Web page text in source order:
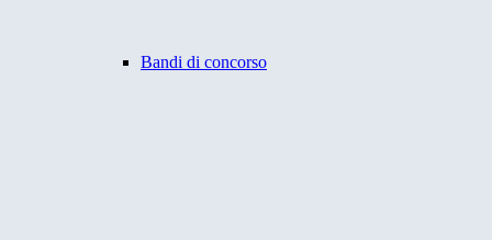
Bandi di concorso